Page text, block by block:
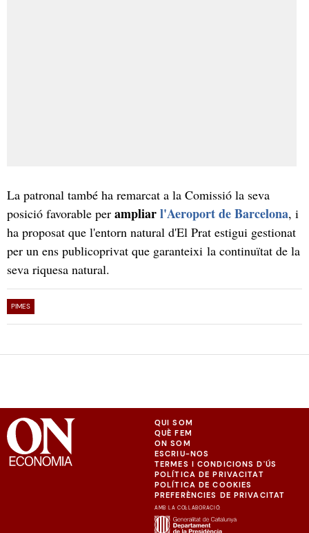
La patronal també ha remarcat a la Comissió la seva
posició favorable per ampliarl'Aeroport de Barcelona, i
ha proposat que l'entorn natural d'El Prat estigui gestionat
per un ens publicoprivat que garanteixi la continuïtat de la
seva riquesa natural.
PIMES
QUI SOM
QUÈ FEM
ON SOM
ESCRIU-NOS
TERMES I CONDICIONS D'ÚS
POLÍTICA DE PRIVACITAT
POLÍTICA DE COOKIES
PREFERÈNCIES DE PRIVACITAT
AMB LA COL·LABORACIÓ: